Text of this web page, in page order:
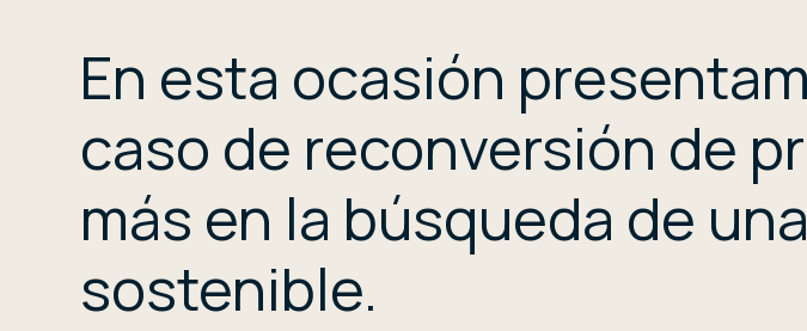
En esta ocasión
caso de reconversión de
más en la búsqueda de
sostenible.